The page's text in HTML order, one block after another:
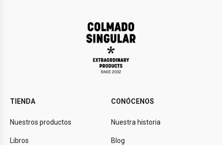
TIENDA
Nuestros productos
Libros
CONÓCENOS
Nuestra historia
Blog